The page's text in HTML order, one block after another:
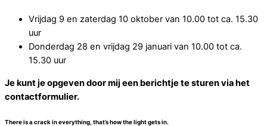
Vrijdag 9 en zaterdag 10 oktober van 10.00 tot ca. 15.30
uur
Donderdag 28 en vrijdag 29 januari van 10.00 tot ca.
15.30 uur
Je kunt je opgeven door mij een berichtje te sturen via het
contactformulier.
There is a crack in everything, that’s how the light gets in.